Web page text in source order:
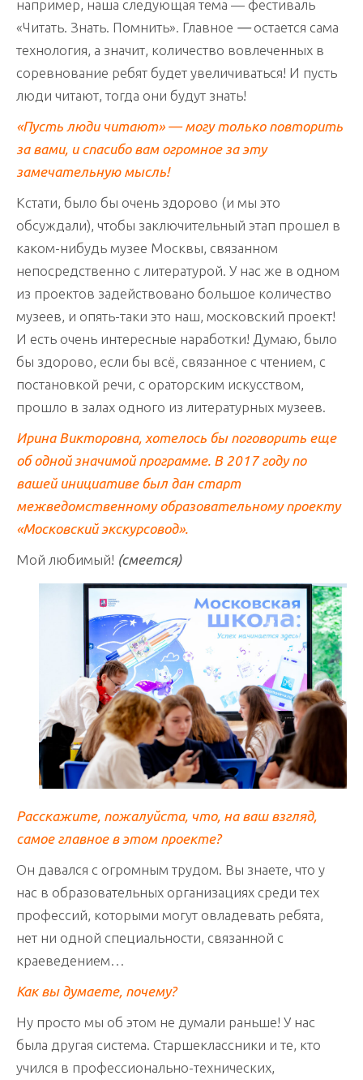
например, наша следующая тема — фестиваль
«Читать. Знать. Помнить». Главное —остается сама
технология, а значит, количество вовлеченных в
соревнование ребят будет увеличиваться! И пусть
люди читают, тогда они будут знать!
«Пусть люди читают» — могу только повторить
за вами, и спасибо вам огромное за эту
замечательную мысль!
Кстати, было бы очень здорово (и мы это
обсуждали), чтобы заключительный этап прошел в
каком-нибудь музее Москвы, связанном
непосредственно с литературой. У нас же в одном
из проектов задействовано большое количество
музеев, и опять-таки это наш, московский проект!
И есть очень интересные наработки! Думаю, было
бы здорово, если бы всё, связанное с чтением, с
постановкой речи, с ораторским искусством,
прошло в залах одного из литературных музеев.
Ирина Викторовна, хотелось бы поговорить еще
об одной значимой программе. В 2017 году по
вашей инициативе был дан старт
межведомственному образовательному проекту
«Московский экскурсовод».
Мой любимый! (смеется)
Расскажите, пожалуйста, что, на ваш взгляд,
самое главное в этом проекте?
Он давался с огромным трудом. Вы знаете, что у
нас в образовательных организациях среди тех
профессий, которыми могут овладевать ребята,
нет ни одной специальности, связанной с
краеведением…
Как вы думаете, почему?
Ну просто мы об этом не думали раньше! У нас
была другая система. Старшеклассники и те, кто
учился в профессионально-технических,